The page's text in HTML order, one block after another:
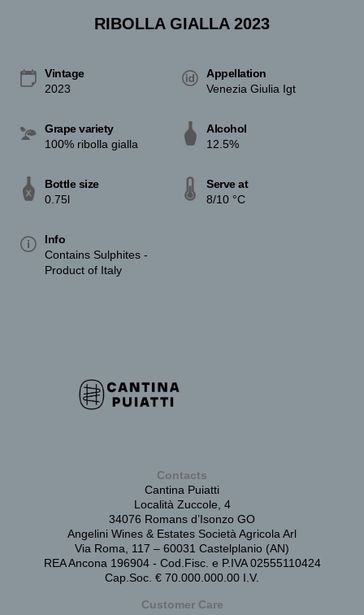
RIBOLLA GIALLA 2023
Vintage
2023
Appellation
Venezia Giulia Igt
Grape variety
100% ribolla gialla
Alcohol
12.5%
Bottle size
0.75l
Serve at
8/10 °C
Info
Contains Sulphites -
Product of Italy
Contacts
Cantina Puiatti
Località Zuccole, 4
34076 Romans d’Isonzo GO
Angelini Wines & Estates Società Agricola Arl
Via Roma, 117 – 60031 Castelplanio (AN)
REA Ancona 196904 - Cod.Fisc. e P.IVA 02555110424
Cap.Soc. € 70.000.000.00 I.V.
Customer Care